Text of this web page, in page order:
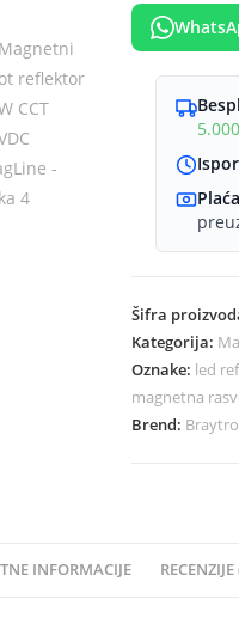
CCT
48VDC
MagLine
količina
5.000
Šifra
Kategorija:
Oznake: led
magnetna
Brend:
INFORMACIJE RECENZIJE